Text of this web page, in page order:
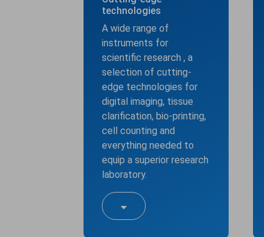
technologies
A wide range of
instruments for
scientific research , a
selection of cutting-
edge technologies for
digital imaging, tissue
clarification, bio-printing,
cell counting and
everything needed to
equip a superior research
laboratory.